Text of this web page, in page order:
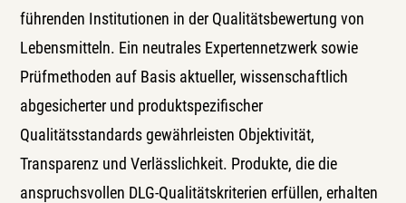
führenden Institutionen in der Qualitätsbewertung von
Lebensmitteln. Ein neutrales Expertennetzwerk sowie
Prüfmethoden auf Basis aktueller, wissenschaftlich
abgesicherter und produktspezifischer
Qualitätsstandards gewährleisten Objektivität,
Transparenz und Verlässlichkeit. Produkte, die die
anspruchsvollen DLG-Qualitätskriterien erfüllen, erhalten